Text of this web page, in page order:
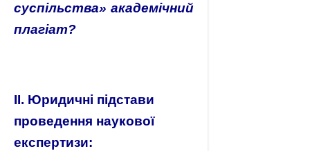
суспільства» академічний
плагіат?
ІІ. Юридичні підстави
проведення наукової
експертизи: